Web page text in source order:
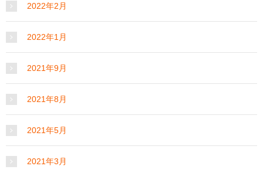
2022年2月
2022年1月
2021年9月
2021年8月
2021年5月
2021年3月